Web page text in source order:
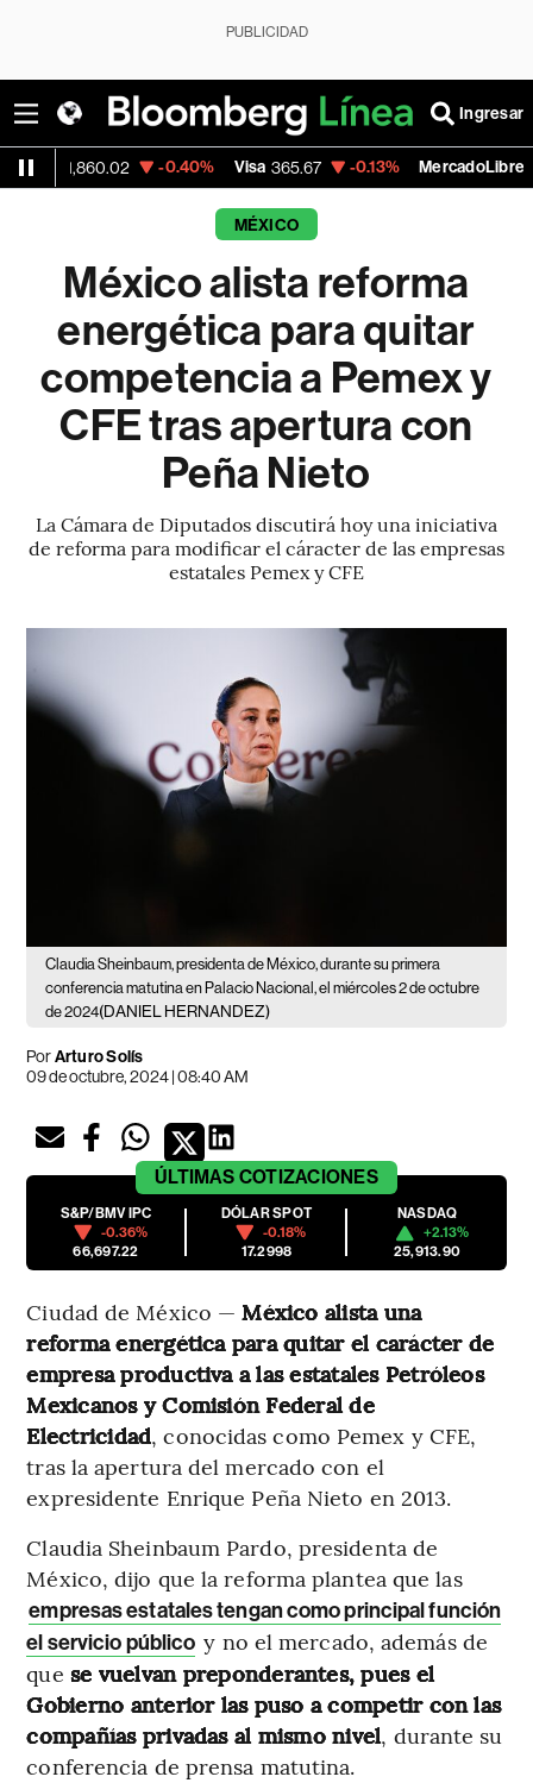
PUBLICIDAD
Ingresar
-0.40% Visa 365.67 -0.13% MercadoLibre 1,900.47
MÉXICO
México alista reforma
energética para quitar
competencia a Pemex y
CFE tras apertura con
Peña Nieto
La Cámara de Diputados discutirá hoy una iniciativa
de reforma para modificar el cáracter de las empresas
estatales Pemex y CFE
Claudia Sheinbaum, presidenta de México, durante su primera
conferencia matutina en Palacio Nacional, el miércoles 2 de octubre
de 2024(DANIEL HERNANDEZ)
PorArturo Solís
09 de octubre, 2024 | 08:40 AM
ÚLTIMAS COTIZACIONES
S&P/BMV IPC
-0.36%
66,697.22
DÓLAR SPOT
-0.18%
17.2998
NASDAQ
+2.13%
25,913.90
Ciudad de México —México alista una
reforma energética para quitar el carácter de
empresa productiva a las estatales Petróleos
Mexicanos y Comisión Federal de
Electricidad, conocidas como Pemex y CFE,
tras la apertura del mercado con el
expresidente Enrique Peña Nieto en 2013.
Claudia Sheinbaum Pardo, presidenta de
México, dijo que la reforma plantea que las
empresas estatales tengan como principal función
el servicio público y no el mercado, además de
que se vuelvan preponderantes, pues el
Gobierno anterior las puso a competir con las
compañías privadas al mismo nivel, durante su
conferencia de prensa matutina.